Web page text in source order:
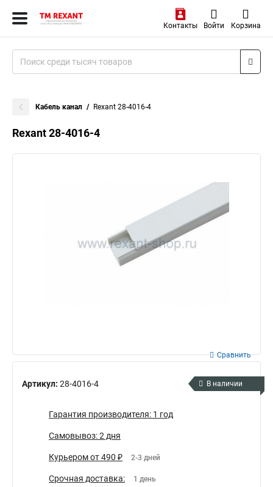
Контакты Войти Корзина
Кабель канал Rexant 28-4016-4
Rexant 28-4016-4
Артикул: 28-4016-4
Сравнить
В наличии
Гарантия производителя: 1 год
Самовывоз: 2 дня
Курьером от 490 ₽ 2-3 дней
Срочная доставка: 1 день